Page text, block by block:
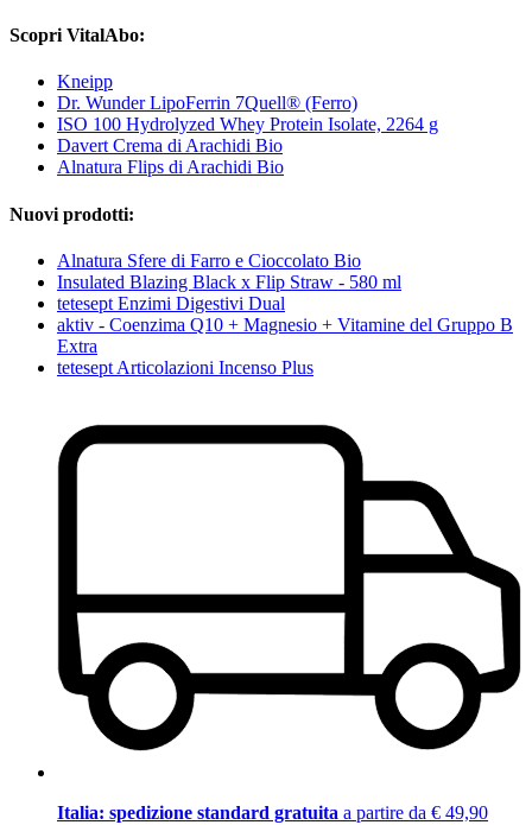
Scopri VitalAbo:
Kneipp
Dr. Wunder LipoFerrin 7Quell® (Ferro)
ISO 100 Hydrolyzed Whey Protein Isolate, 2264 g
Davert Crema di Arachidi Bio
Alnatura Flips di Arachidi Bio
Nuovi prodotti:
Alnatura Sfere di Farro e Cioccolato Bio
Insulated Blazing Black x Flip Straw - 580 ml
tetesept Enzimi Digestivi Dual
aktiv - Coenzima Q10 + Magnesio + Vitamine del Gruppo B
Extra
tetesept Articolazioni Incenso Plus
Italia: spedizione standard gratuita a partire da € 49,90